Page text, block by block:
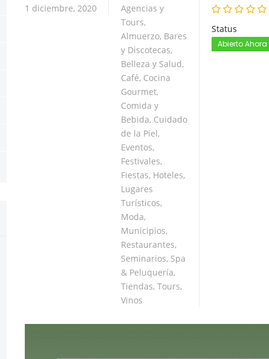
1 diciembre, 2020
Agencias y
Tours,
Almuerzo, Bares
y Discotecas,
Belleza y Salud,
Café, Cocina
Gourmet,
Comida y
Bebida, Cuidado
de la Piel,
Eventos,
Festivales,
Fiestas, Hoteles,
Lugares
Turísticos,
Moda,
Municipios,
Restaurantes,
Seminarios, Spa
& Peluquería,
Tiendas, Tours,
Vinos
Status
Abierto Ahora